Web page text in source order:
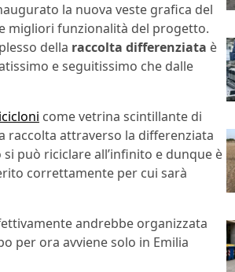
la nuova veste grafica del
migliori funzionalità del progetto.
della raccolta differenziata è
e seguitissimo che dalle
come vetrina scintillante di
raccolta attraverso la differenziata
può riciclare all’infinito e dunque è
correttamente per cui sarà
andrebbe organizzata
per ora avviene solo in Emilia